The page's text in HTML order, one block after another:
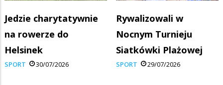
Jedzie charytatywnie
na rowerze do
Helsinek
SPORT 30/07/2026
Rywalizowali w
Nocnym Turnieju
Siatkówki Plażowej
SPORT 29/07/2026